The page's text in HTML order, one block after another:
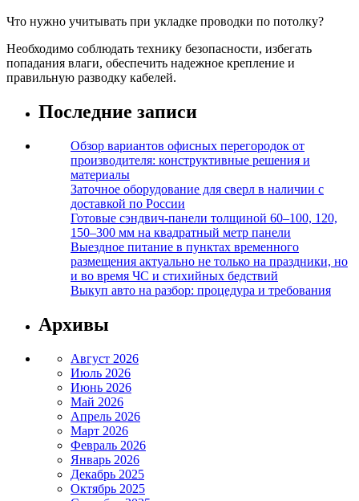
Что нужно учитывать при укладке проводки по потолку?
Необходимо соблюдать технику безопасности, избегать
попадания влаги, обеспечить надежное крепление и
правильную разводку кабелей.
Последние записи
Обзор вариантов офисных перегородок от
производителя: конструктивные решения и
материалы
Заточное оборудование для сверл в наличии с
доставкой по России
Готовые сэндвич-панели толщиной 60–100, 120,
150–300 мм на квадратный метр панели
Выездное питание в пунктах временного
размещения актуально не только на праздники, но
и во время ЧС и стихийных бедствий
Выкуп авто на разбор: процедура и требования
Архивы
Август 2026
Июль 2026
Июнь 2026
Май 2026
Апрель 2026
Март 2026
Февраль 2026
Январь 2026
Декабрь 2025
Октябрь 2025